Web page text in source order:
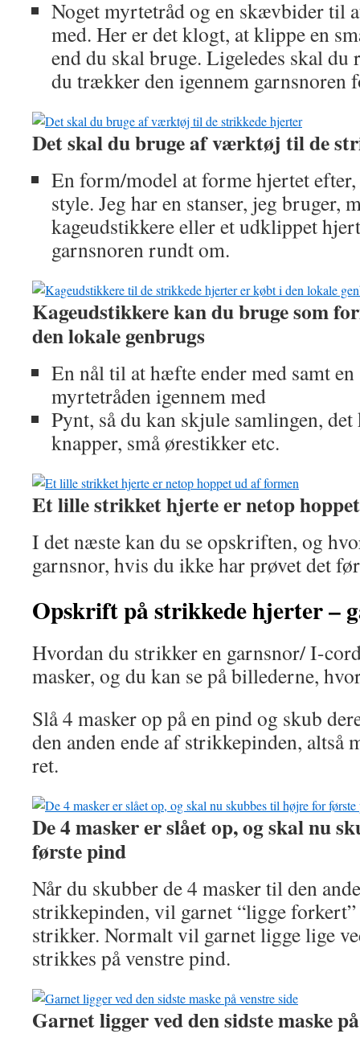
Noget myrtetråd og en skævbider til
med. Her er det klogt, at klippe en
end du skal bruge. Ligeledes skal du
du trækker den igennem garnsnoren
Det skal du bruge af værktøj til de
En form/model at forme hjertet
style. Jeg har en stanser, jeg bruger,
kageudstikkere eller et udklippet
garnsnoren rundt om.
Kageudstikkere kan du bruge som
den lokale genbrugs
En nål til at hæfte ender med samt
myrtetråden igennem med
Pynt, så du kan skjule samlingen,
knapper, små ørestikker etc.
Et lille strikket hjerte er netop
I det næste kan du se opskriften, og
garnsnor, hvis du ikke har prøvet det
Opskrift på strikkede hjerter–
Hvordan du strikker en garnsnor/ I-
masker, og du kan se på billederne,
Slå 4 masker op på en pind og skub
den anden ende af strikkepinden, altså
ret.
De 4 masker er slået op, og skal nu
første pind
Når du skubber de 4 masker til den
strikkepinden, vil garnet “ligge
strikker. Normalt vil garnet ligge lige
strikkes på venstre pind.
Garnet ligger ved den sidste maske